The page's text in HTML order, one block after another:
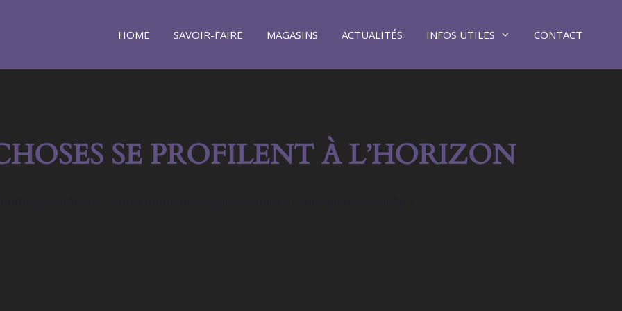
HOME SAVOIR-FAIRE MAGASINS ACTUALITÉS INFOS UTILES CONTACT
SE PROFILENT À L’HORIZON